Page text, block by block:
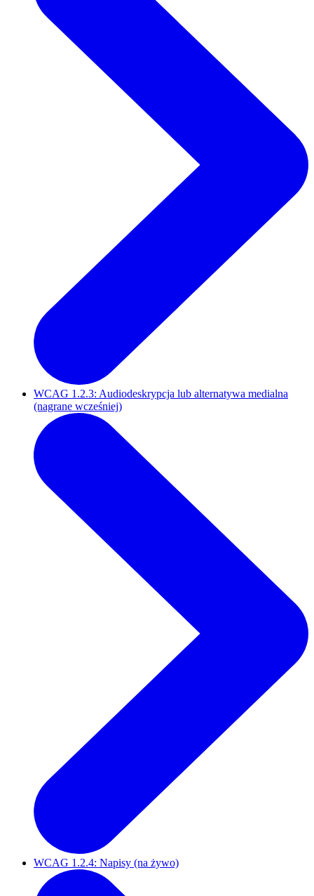
WCAG 1.2.3: Audiodeskrypcja lub alternatywa medialna
(nagrane wcześniej)
WCAG 1.2.4: Napisy (na żywo)